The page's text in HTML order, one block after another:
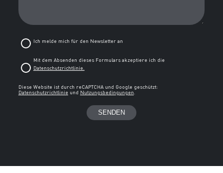
Ich melde mich für den Newsletter an
Mit dem Absenden dieses Formulars akzeptiere ich die
Datenschutzrichtlinie.
Diese Website ist durch reCAPTCHA und Google geschützt:
Datenschutzrichtlinie und Nutzungsbedingungen